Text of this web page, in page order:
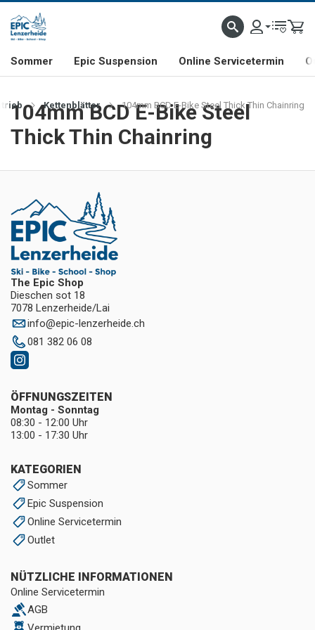
& FREERIDE-SPEZIALIST SCHWEIZER FIRMA SHOP & SHOWROOM IN
Sommer Epic Suspension Online Servicetermin
Kettenblätter 104mm BCD E-Bike Steel Thick Thin Chainring
104mm BCD E-Bike Steel
Thick Thin Chainring
The Epic Shop
Dieschen sot 18
7078 Lenzerheide/Lai
info@epic-lenzerheide.ch
081 382 06 08
KATEGORIEN
Sommer
Epic Suspension
Online Servicetermin
Outlet
NÜTZLICHE INFORMATIONEN
Online Servicetermin
AGB
ÖFFNUNGSZEITEN
Montag - Sonntag
08:30 - 12:00 Uhr
13:00 - 17:30 Uhr